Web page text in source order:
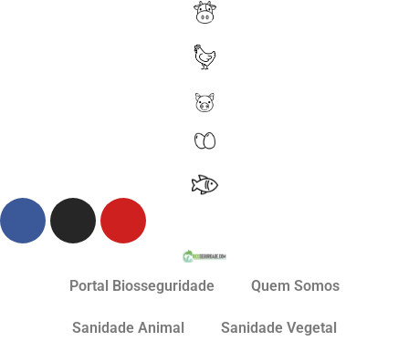
Portal Biosseguridade Quem Somos
Sanidade Animal Sanidade Vegetal